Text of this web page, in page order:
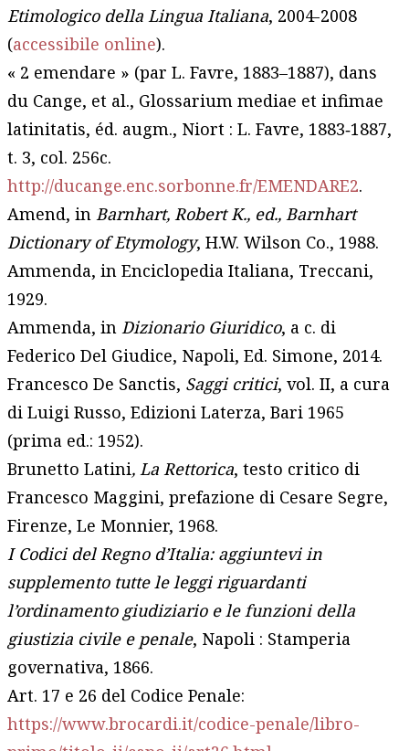
Etimologico della Lingua Italiana, 2004-2008
(accessibile online).
« 2 emendare » (par L. Favre, 1883–1887), dans
du Cange, et al., Glossarium mediae et infimae
latinitatis, éd. augm., Niort : L. Favre, 1883‑1887,
t. 3, col. 256c.
http://ducange.enc.sorbonne.fr/EMENDARE2.
Amend, in Barnhart, Robert K., ed., Barnhart
Dictionary of Etymology, H.W. Wilson Co., 1988.
Ammenda, in Enciclopedia Italiana, Treccani,
1929.
Ammenda, in Dizionario Giuridico, a c. di
Federico Del Giudice, Napoli, Ed. Simone, 2014.
Francesco De Sanctis, Saggi critici, vol. II, a cura
di Luigi Russo, Edizioni Laterza, Bari 1965
(prima ed.: 1952).
Brunetto Latini, La Rettorica, testo critico di
Francesco Maggini, prefazione di Cesare Segre,
Firenze, Le Monnier, 1968.
I Codici del Regno d’Italia: aggiuntevi in
supplemento tutte le leggi riguardanti
l’ordinamento giudiziario e le funzioni della
giustizia civile e penale, Napoli : Stamperia
governativa, 1866.
Art. 17 e 26 del Codice Penale:
https://www.brocardi.it/codice-penale/libro-